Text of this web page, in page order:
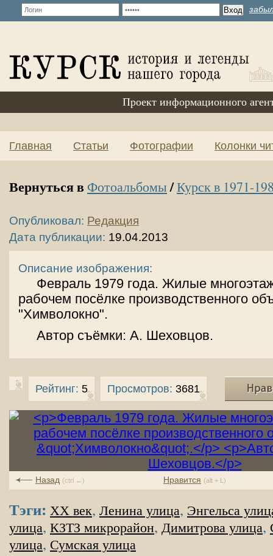
Проект информационного
Главная Статьи Фотографии Колонки
Вернуться в Фотоальбомы/Курск в 1971-
Опубликовал: Редакция
Дата публикации: 19.04.2013
Описание изображения:
Февраль 1979 года. Жилые
рабочем посёлке производственного
"Химволокно".
Автор съёмки: А. Шеховцов.
Рейтинг: 5 Просмотров: 3681
Нравится (alt + L)
Назад (ctrl ←)
Тэги: XX век, Ленина улица, Энгельса
улица, КЗТЗ микрорайон, Димитрова улица,
улица, Сумская улица